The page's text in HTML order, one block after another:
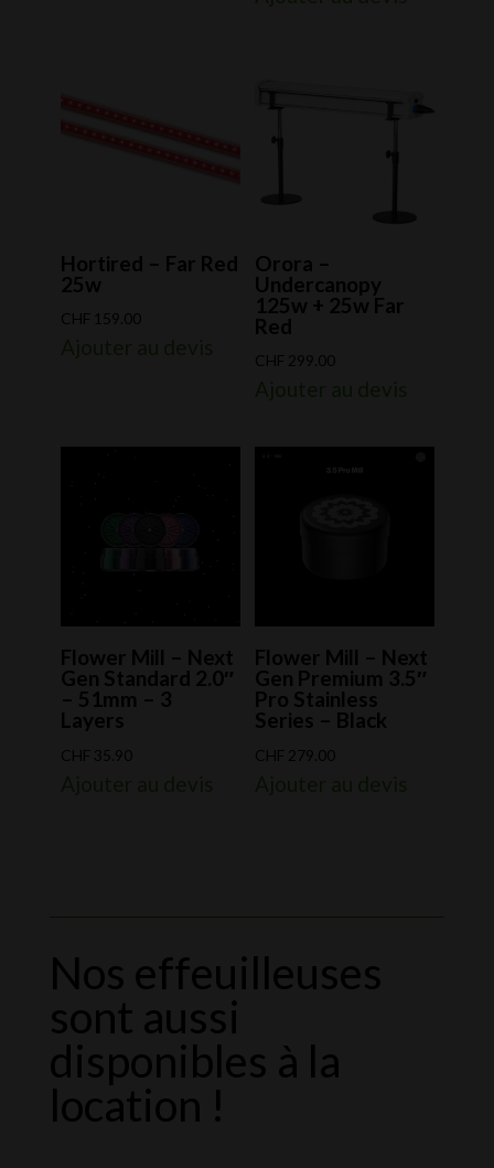
Hortired – Far Red
25w
CHF 159.00
Orora –
Undercanopy
125w + 25w Far
Red
CHF 299.00
Flower Mill – Next
Gen Standard 2.0″
– 51mm – 3
Layers
CHF 35.90
Flower Mill – Next
Gen Premium 3.5″
Pro Stainless
Series – Black
CHF 279.00
Nos effeuilleuses
sont aussi
disponibles à la
location !